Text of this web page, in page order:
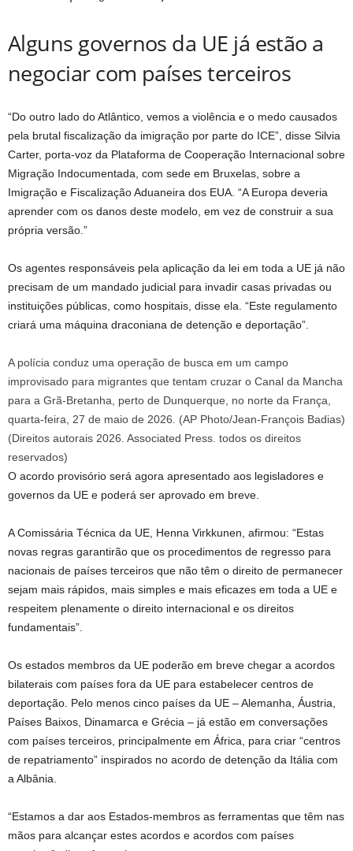
Alguns governos da UE já estão a
negociar com países terceiros
“Do outro lado do Atlântico, vemos a violência e o medo causados ​​
pela brutal fiscalização da imigração por parte do ICE”, disse Silvia
Carter, porta-voz da Plataforma de Cooperação Internacional sobre
Migração Indocumentada, com sede em Bruxelas, sobre a
Imigração e Fiscalização Aduaneira dos EUA. “A Europa deveria
aprender com os danos deste modelo, em vez de construir a sua
própria versão.”
Os agentes responsáveis ​​pela aplicação da lei em toda a UE já não
precisam de um mandado judicial para invadir casas privadas ou
instituições públicas, como hospitais, disse ela. “Este regulamento
criará uma máquina draconiana de detenção e deportação”.
A polícia conduz uma operação de busca em um campo
improvisado para migrantes que tentam cruzar o Canal da Mancha
para a Grã-Bretanha, perto de Dunquerque, no norte da França,
quarta-feira, 27 de maio de 2026. (AP Photo/Jean-François Badias)
(Direitos autorais 2026. Associated Press. todos os direitos
reservados)
O acordo provisório será agora apresentado aos legisladores e
governos da UE e poderá ser aprovado em breve.
A Comissária Técnica da UE, Henna Virkkunen, afirmou: “Estas
novas regras garantirão que os procedimentos de regresso para
nacionais de países terceiros que não têm o direito de permanecer
sejam mais rápidos, mais simples e mais eficazes em toda a UE e
respeitem plenamente o direito internacional e os direitos
fundamentais”.
Os estados membros da UE poderão em breve chegar a acordos
bilaterais com países fora da UE para estabelecer centros de
deportação. Pelo menos cinco países da UE – Alemanha, Áustria,
Países Baixos, Dinamarca e Grécia – já estão em conversações
com países terceiros, principalmente em África, para criar “centros
de repatriamento” inspirados no acordo de detenção da Itália com
a Albânia.
“Estamos a dar aos Estados-membros as ferramentas que têm nas
mãos para alcançar estes acordos e acordos com países